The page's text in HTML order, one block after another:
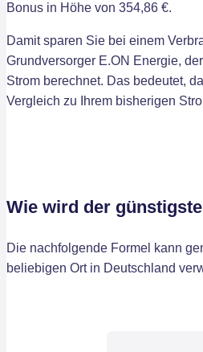
Bonus in Höhe von 354,86 €.
Damit sparen Sie bei einem
Grundversorger E.ON Energie,
Strom berechnet. Das bedeutet,
Vergleich zu Ihrem bisherigen
Wie wird der
Die nachfolgende Formel kann
beliebigen Ort in Deutschland